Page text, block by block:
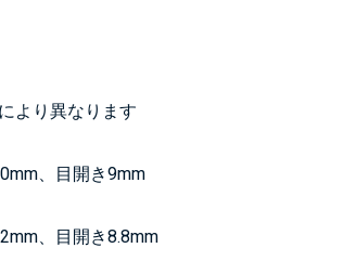
より異なります
、目開き9mm
、目開き8.8mm